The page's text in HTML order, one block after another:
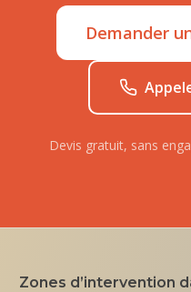
Demander
Devis gratuit, sans
Zones d’intervention